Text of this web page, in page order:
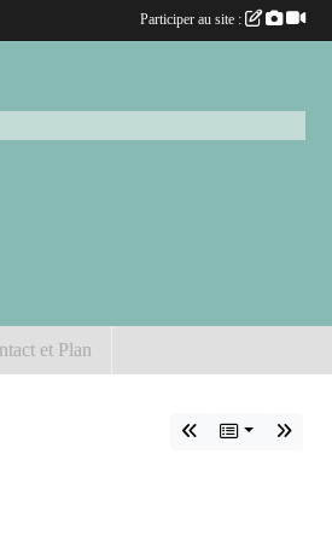
et Plan
Participer au site :